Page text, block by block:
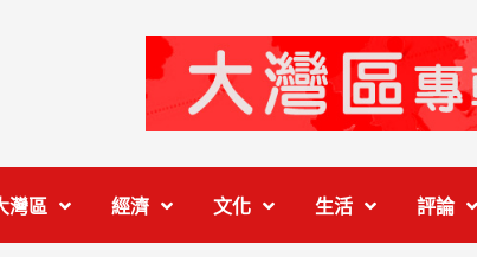
灣區 經濟 文化 生活 評論